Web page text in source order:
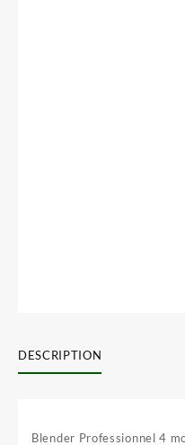
DESCRIPTION
Blender Professionnel 4